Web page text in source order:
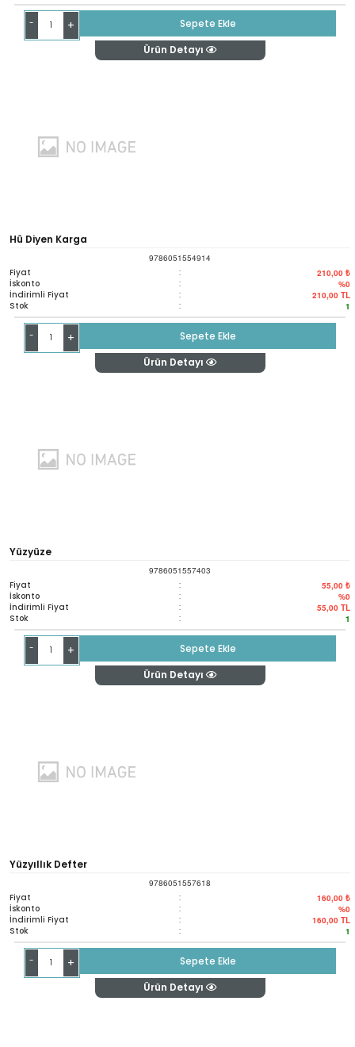
- +
Sepete Ekle
Ürün Detayı
Hû Diyen Karga
9786051554914
Fiyat : 210,00 ₺
İskonto : %0
İndirimli Fiyat : 210,00 TL
Stok : 1
- +
Sepete Ekle
Ürün Detayı
Yüzyüze
9786051557403
Fiyat : 55,00 ₺
İskonto : %0
İndirimli Fiyat : 55,00 TL
Stok : 1
- +
Sepete Ekle
Ürün Detayı
Yüzyıllık Defter
9786051557618
Fiyat : 160,00 ₺
İskonto : %0
İndirimli Fiyat : 160,00 TL
Stok : 1
- +
Sepete Ekle
Ürün Detayı